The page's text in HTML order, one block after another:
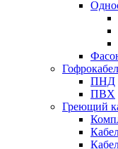
ПНД
ПВХ
Греющий